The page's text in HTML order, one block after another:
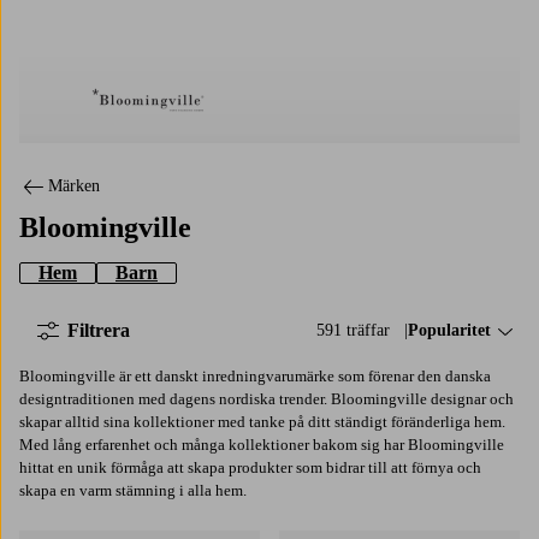
Märken
Bloomingville
Hem Barn
591 träffar Sortera på:
Popularitet
Filtrera
Bloomingville är ett danskt inredningvarumärke som förenar den danska
designtraditionen med dagens nordiska trender. Bloomingville designar och
skapar alltid sina kollektioner med tanke på ditt ständigt föränderliga hem.
Med lång erfarenhet och många kollektioner bakom sig har Bloomingville
hittat en unik förmåga att skapa produkter som bidrar till att förnya och
skapa en varm stämning i alla hem.